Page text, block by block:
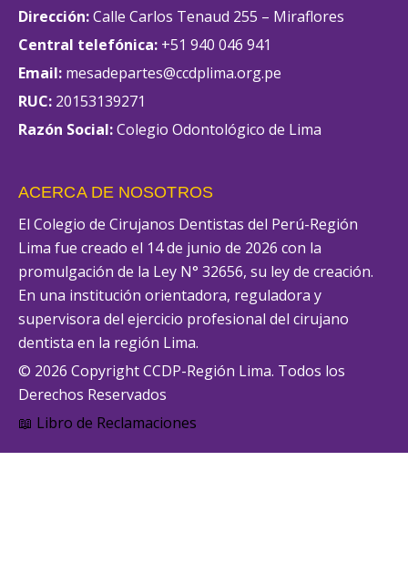
Dirección:Calle Carlos Tenaud 255 – Miraflores
Central telefónica: +51 940 046 941
Email: mesadepartes@ccdplima.org.pe
RUC: 20153139271
Razón Social:Colegio Odontológico de Lima
ACERCA DE NOSOTROS
El Colegio de Cirujanos Dentistas del Perú-Región
Lima fue creado el 14 de junio de 2026 con la
promulgación de la Ley N° 32656, su ley de creación.
En una institución orientadora, reguladora y
supervisora del ejercicio profesional del cirujano
dentista en la región Lima.
© 2026 Copyright CCDP-Región Lima. Todos los
Derechos Reservados
📖 Libro de Reclamaciones